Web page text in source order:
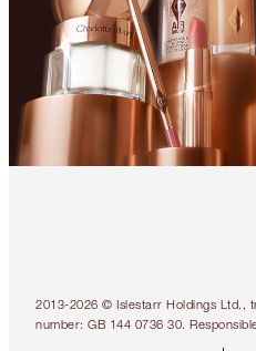
2013-2026 © Islestarr Holdings Ltd.,
number: GB 144 0736 30.